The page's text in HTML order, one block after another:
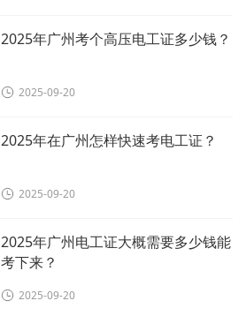
2025年广州考个高压电工证多少钱？
2025-09-20
2025年在广州怎样快速考电工证？
2025-09-20
2025年广州电工证大概需要多少钱能
考下来？
2025-09-20